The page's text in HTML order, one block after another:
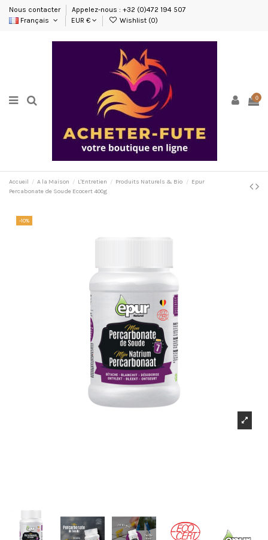
Nous contacter
Appelez-nous : +32 (0)472 194 507
Français
EUR € Wishlist (0)
0
Accueil A la Maison L'Entretien Produits Naturels & Bio
Epur
Percabonate de Soude Ecocert 400g
-10%